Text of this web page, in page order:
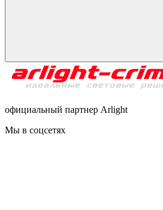
официальный партнер Arlight
Мы в соцсетях